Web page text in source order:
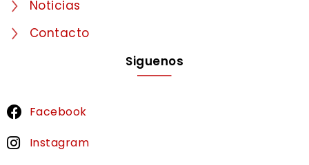
Noticias
Contacto
Siguenos
Facebook
Instagram